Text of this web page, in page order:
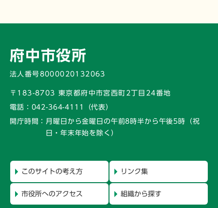
府中市役所
法人番号8000020132063
〒183-8703 東京都府中市宮西町2丁目24番地
電話： 042-364-4111（代表）
開庁時間： 月曜日から金曜日の午前8時半から午後5時 （祝
日・年末年始を除く）
このサイトの考え方 リンク集
市役所へのアクセス 組織から探す